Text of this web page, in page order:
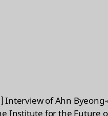
Interview of Ahn
Institute for the Future